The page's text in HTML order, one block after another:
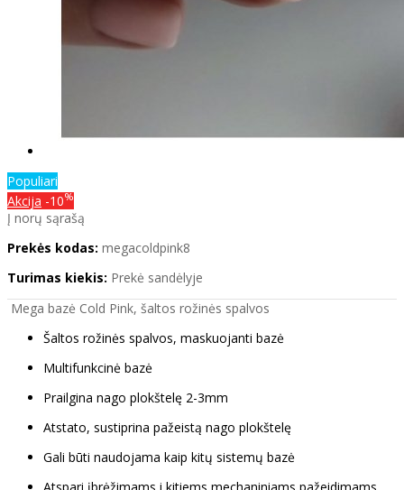
Populiari
Akcija -10%
Į norų sąrašą
Prekės kodas: megacoldpink8
Turimas kiekis: Prekė sandėlyje
Mega bazė Cold Pink, šaltos rožinės spalvos
Šaltos rožinės spalvos, maskuojanti bazė
Multifunkcinė bazė
Prailgina nago plokštelę 2-3mm
Atstato, sustiprina pažeistą nago plokštelę
Gali būti naudojama kaip kitų sistemų bazė